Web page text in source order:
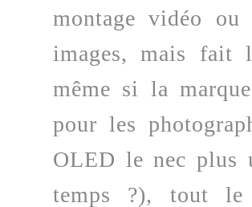
montage vidéo ou
images, mais fait
même si la
pour les
OLED le nec plus
temps ?), tout le